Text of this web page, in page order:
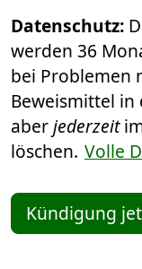
Datenschutz:
werden 36
bei Problemen
Beweismittel in
aberjederzeit
löschen. Volle
Kündigung